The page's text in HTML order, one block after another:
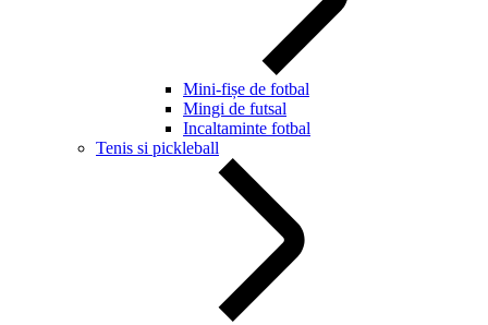
Mini-fișe de fotbal
Mingi de futsal
Incaltaminte fotbal
Tenis si pickleball